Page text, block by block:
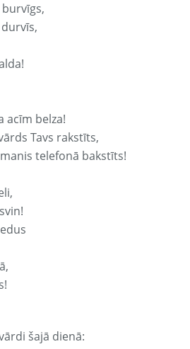
acīm belza!
Tavs rakstīts,
telefonā bakstīts!
šajā dienā: